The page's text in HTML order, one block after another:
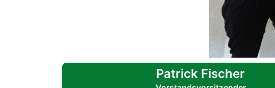
Patrick Fischer